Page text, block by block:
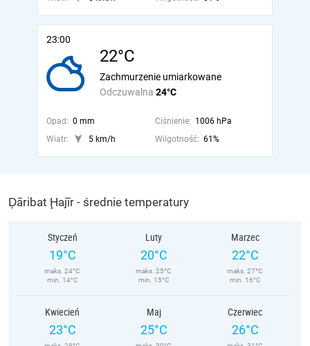
23:00
22°C
Odczuwalna 24°C
Zachmurzenie umiarkowane
Opad: 0 mm Ciśnienie: 1006 hPa
Wiatr:
5 km/h Wilgotność: 61%
Ḑāribat Ḩajīr - średnie temperatury
Styczeń
19°C
maks. 24°C
min. 14°C
Luty
20°C
maks. 25°C
min. 15°C
Marzec
22°C
maks. 27°C
min. 16°C
Kwiecień
23°C
Maj
25°C
Czerwiec
26°C